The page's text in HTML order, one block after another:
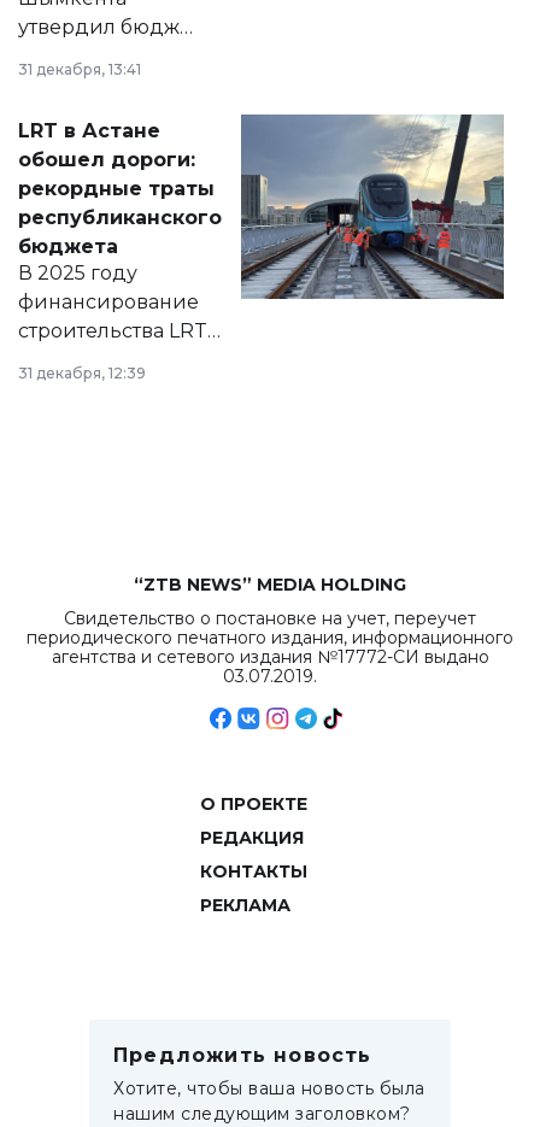
утвердил бюджет
города на 2026–
2028 годы.
документ
появился в базе
нормативных
правовых актов и
на сайте маслихат
города.
31 декабря, 13:41
LRT в Астане
обошел дороги:
рекордные траты
республиканского
бюджета
В 2025 году
финансирование
строительства LRT
в Астане из
республиканского
31 декабря, 12:39
“ZTB NEWS” MEDIA HOLDING
Свидетельство о постановке на учет, переучет
периодического печатного издания, информационного
агентства и сетевого издания №17772-СИ выдано
03.07.2019.
О ПРОЕКТЕ
РЕДАКЦИЯ
КОНТАКТЫ
РЕКЛАМА
Предложить новость
Хотите, чтобы ваша новость была
нашим следующим заголовком?